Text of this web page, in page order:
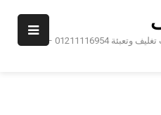
ماكينة تغليف – ماكينة تعبئة – ماكينات تغليف وتعبئة 01211116954 –